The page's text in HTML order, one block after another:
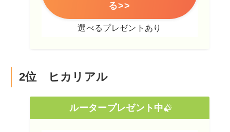
る>>
選べるプレゼントあり
2位 ヒカリアル
ルータープレゼント中